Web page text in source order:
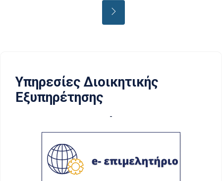
Υπηρεσίες Διοικητικής
Εξυπηρέτησης
-